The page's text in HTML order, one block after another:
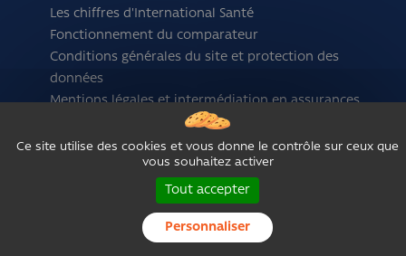
Les chiffres d'International Santé
Fonctionnement du comparateur
Conditions générales du site et protection des
données
Mentions légales et intermédiation en assurances
Suivez-nous sur :
Ce site utilise des cookies et vous donne le contrôle sur ceux que
vous souhaitez activer
Tout accepter
Personnaliser